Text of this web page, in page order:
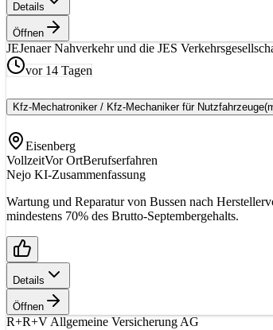
Details
Öffnen
JEJenaer Nahverkehr und die JES
vor 14 Tagen
Kfz-Mechatroniker / Kfz-Mechaniker für Nutzfahrzeuge
Eisenberg
VollzeitVor OrtBerufserfahren
Nejo KI-Zusammenfassung
Wartung und Reparatur von Bussen nach
mindestens 70% des Brutto-Septembergehalts.
Details
Öffnen
R+R+V Allgemeine Versicherung AG